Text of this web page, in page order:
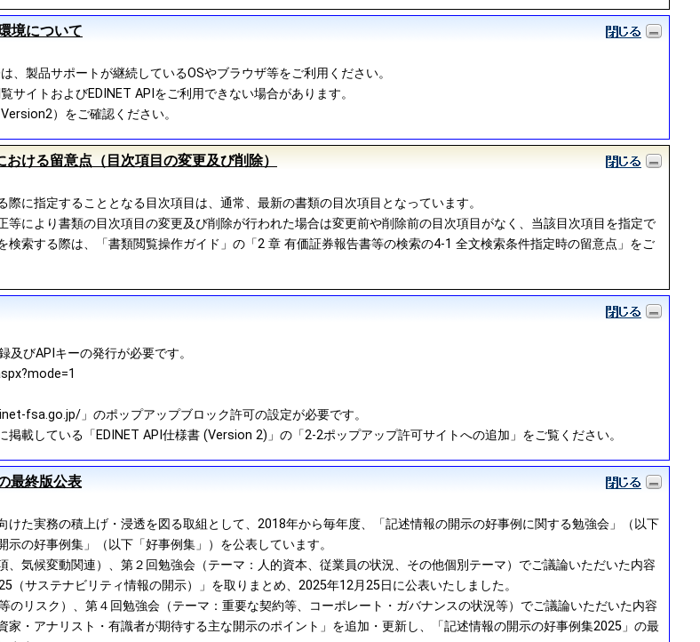
境について
、製品サポートが継続しているOSやブラウザ等をご利用ください。
サイトおよびEDINET APIをご利用できない場合があります。
）をご確認ください。
ける留意点（目次項目の変更及び削除）
に指定することとなる目次項目は、通常、最新の書類の目次項目となっています。
等により書類の目次項目の変更及び削除が行われた場合は変更前や削除前の目次項目がなく、当該目次項目を指定で
検索する際は、「書類閲覧操作ガイド」の「2 章 有価証券報告書等の検索の4-1 全文検索条件指定時の留意点」をご
及びAPIキーの発行が必要です。
fsa.go.jp/」のポップアップブロック許可の設定が必要です。
載している「EDINET API仕様書 (Version 2)」の「2-2ポップアップ許可サイトへの追加」をご覧ください。
最終版公表
けた実務の積上げ・浸透を図る取組として、2018年から毎年度、「記述情報の開示の好事例に関する勉強会」（以下
示の好事例集」（以下「好事例集」）を公表しています。
気候変動関連）、第２回勉強会（テーマ：人的資本、従業員の状況、その他個別テーマ）でご議論いただいた内容
（サステナビリティ情報の開示）」を取りまとめ、2025年12月25日に公表いたしました。
のリスク）、第４回勉強会（テーマ：重要な契約等、コーポレート・ガバナンスの状況等）でご議論いただいた内容
家・アナリスト・有識者が期待する主な開示のポイント」を追加・更新し、「記述情報の開示の好事例集2025」の最